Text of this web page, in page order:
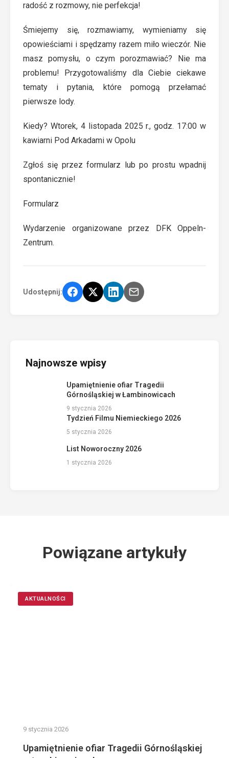
radość z rozmowy, nie perfekcja!
Śmiejemy się, rozmawiamy, wymieniamy się
opowieściami i spędzamy razem miło wieczór. Nie
masz pomysłu, o czym porozmawiać? Nie ma
problemu! Przygotowaliśmy dla Ciebie ciekawe
tematy i pytania, które pomogą przełamać
pierwsze lody.
Kiedy? Wtorek, 4 listopada 2025 r., godz. 17:00 w
kawiarni Pod Arkadami w Opolu
Zgłoś się przez formularz lub po prostu wpadnij
spontanicznie!
Formularz
Wydarzenie organizowane przez DFK Oppeln-
Zentrum.
Udostępnij:
Najnowsze wpisy
Upamiętnienie ofiar Tragedii
Górnośląskiej w Łambinowicach
9 stycznia 2026
Tydzień Filmu Niemieckiego 2026
5 stycznia 2026
List Noworoczny 2026
1 stycznia 2026
Powiązane artykuły
AKTUALNOŚCI
9 stycznia 2026
Upamiętnienie ofiar Tragedii Górnośląskiej